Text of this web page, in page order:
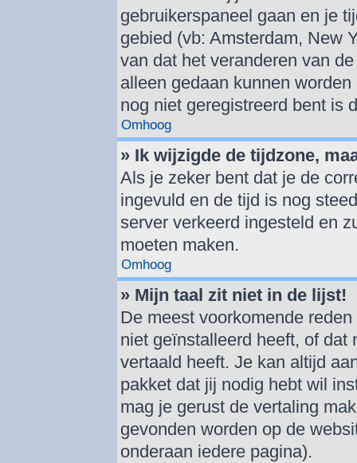
gebruikerspaneel gaan en je
gebied (vb: Amsterdam, New
van dat het veranderen van
alleen gedaan kunnen
nog niet geregistreerd bent is
Omhoog
» Ik wijzigde de tijdzone,
Als je zeker bent dat je de
ingevuld en de tijd is nog
server verkeerd ingesteld en
moeten maken.
Omhoog
» Mijn taal zit niet in de lijst!
De meest voorkomende
niet geïnstalleerd heeft, of dat
vertaald heeft. Je kan altijd
pakket dat jij nodig hebt wil
mag je gerust de vertaling
gevonden worden op de
onderaan iedere pagina).